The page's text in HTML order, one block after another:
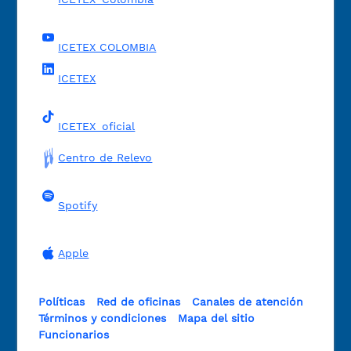
ICETEX COLOMBIA
ICETEX
ICETEX_oficial
Centro de Relevo
Spotify
Apple
Políticas Red de oficinas
Canales de atención
Términos y condiciones
Mapa del sitio
Funcionarios